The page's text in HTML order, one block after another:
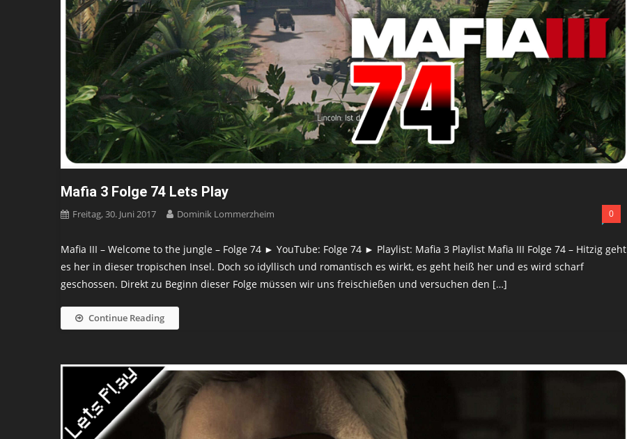
Mafia 3 Folge 74 Lets Play
Freitag, 30. Juni 2017 Dominik Lommerzheim 0
Mafia III – Welcome to the jungle – Folge 74 ► YouTube: Folge 74 ► Playlist: Mafia 3 Playlist Mafia III Folge 74 – Hitzig geht
es her in dieser tropischen Insel. Doch so idyllisch und romantisch es wirkt, es geht heiß her und es wird scharf
geschossen. Direkt zu Beginn dieser Folge müssen wir uns freischießen und versuchen den […]
Continue Reading